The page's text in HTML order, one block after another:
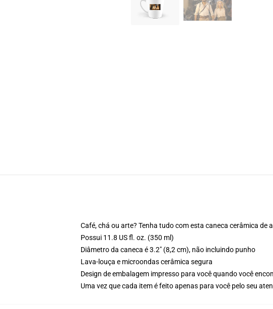
Café, chá ou arte? Tenha tudo com esta caneca cerâmica de
Possui 11.8 US fl. oz. (350 ml)
Diâmetro da caneca é 3.2" (8,2 cm), não incluindo punho
Lava-louça e microondas cerâmica segura
Design de embalagem impresso para você quando você
Uma vez que cada item é feito apenas para você pelo seu